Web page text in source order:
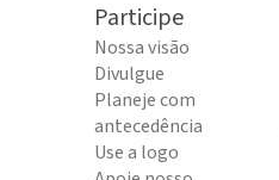
Participe
Nossa visão
Divulgue
Planeje com
antecedência
Use a logo